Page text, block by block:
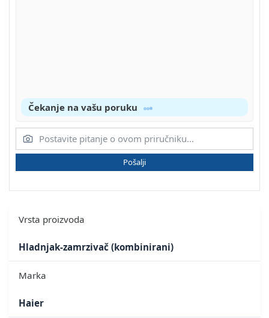
Čekanje na vašu poruku
Pošalji
Vrsta proizvoda
Hladnjak-zamrzivač (kombinirani)
Marka
Haier